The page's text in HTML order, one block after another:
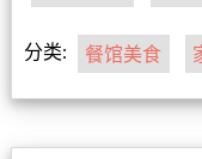
分类: 餐馆美食